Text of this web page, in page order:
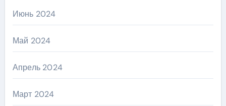
Июнь 2024
Май 2024
Апрель 2024
Март 2024